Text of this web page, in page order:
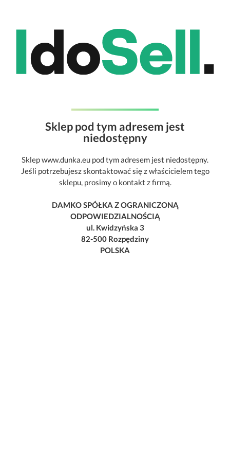
Sklep pod tym adresem jest
niedostępny
Sklep www.dunka.eu pod tym adresem jest niedostępny.
Jeśli potrzebujesz skontaktować się z właścicielem tego
sklepu, prosimy o kontakt z firmą.
DAMKO SPÓŁKA Z OGRANICZONĄ
ODPOWIEDZIALNOŚCIĄ
ul. Kwidzyńska 3
82-500 Rozpędziny
POLSKA